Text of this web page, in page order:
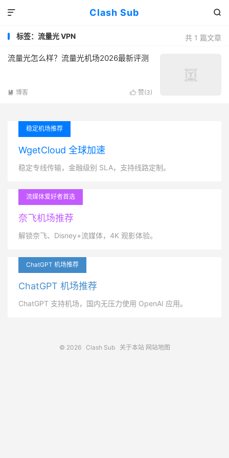
Clash Sub 

共 1 篇文章
标签：流量光 VPN
流量光怎么样？流量光机场2026最新评测
 赞(3)
 博客
稳定机场推荐
WgetCloud 全球加速
稳定专线传输，金融级别 SLA，支持线路定制。
流媒体爱好者首选
奈飞机场推荐
解锁奈飞、Disney+流媒体，4K 观影体验。
ChatGPT 机场推荐
ChatGPT 机场推荐
ChatGPT 支持机场，国内无压力使用 OpenAI 应用。
© 2026 Clash Sub 关于本站 网站地图